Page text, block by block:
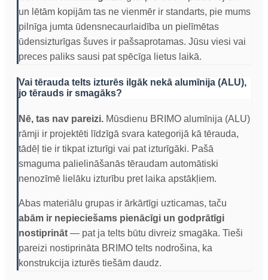
un lētām kopijām tas ne vienmēr ir standarts, pie mums
pilnīga jumta ūdensnecaurlaidība un pielīmētas
ūdensizturīgas šuves ir pašsaprotamas. Jūsu viesi vai
preces paliks sausi pat spēcīga lietus laikā.
Vai tērauda telts izturēs ilgāk nekā alumīnija (ALU),
jo tērauds ir smagāks?
Nē, tas nav pareizi. Mūsdienu BRIMO alumīnija (ALU)
rāmji ir projektēti līdzīgā svara kategorijā kā tērauda,
tādēļ tie ir tikpat izturīgi vai pat izturīgāki. Pašā
smaguma palielināšanās tēraudam automātiski
nenozīmē lielāku izturību pret laika apstākļiem.
Abas materiālu grupas ir ārkārtīgi uzticamas, taču
abām ir nepieciešams pienācīgi un godprātīgi
nostiprināt — pat ja telts būtu divreiz smagāka. Tieši
pareizi nostiprināta BRIMO telts nodrošina, ka
konstrukcija izturēs tiešām daudz.